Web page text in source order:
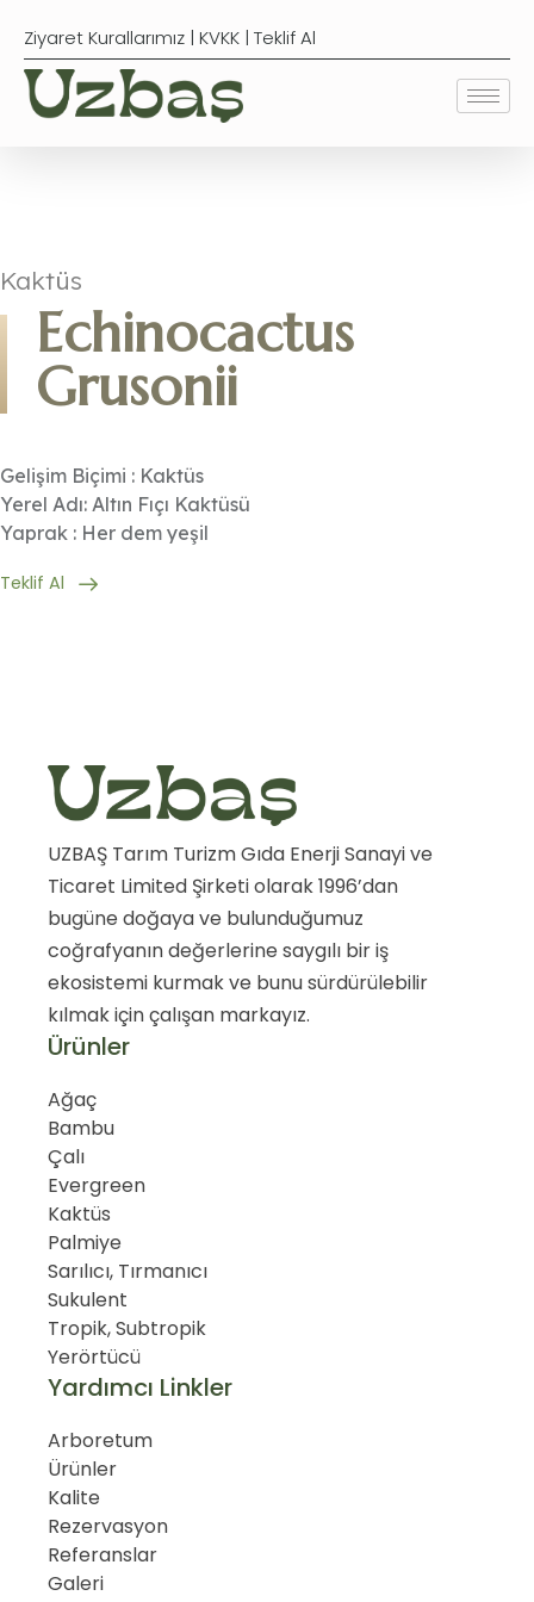
Ziyaret Kurallarımız | KVKK | Teklif Al
Kaktüs
Echinocactus
Grusonii
Gelişim Biçimi : Kaktüs
Yerel Adı: Altın Fıçı Kaktüsü
Yaprak : Her dem yeşil
Teklif Al
UZBAŞ Tarım Turizm Gıda Enerji Sanayi ve
Ticaret Limited Şirketi olarak 1996’dan
bugüne doğaya ve bulunduğumuz
coğrafyanın değerlerine saygılı bir iş
ekosistemi kurmak ve bunu sürdürülebilir
kılmak için çalışan markayız.
Ürünler
Ağaç
Bambu
Çalı
Evergreen
Kaktüs
Palmiye
Sarılıcı, Tırmanıcı
Sukulent
Tropik, Subtropik
Yerörtücü
Yardımcı Linkler
Arboretum
Ürünler
Kalite
Rezervasyon
Referanslar
Galeri